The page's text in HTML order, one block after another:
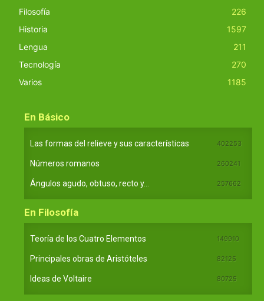
Filosofía
226
Historia
1597
Lengua
211
Tecnología
270
Varios
1185
En Básico
Las formas del relieve y sus características 402253
Números romanos 260241
Ángulos agudo, obtuso, recto y... 257662
En Filosofía
Teoría de los Cuatro Elementos 149910
Principales obras de Aristóteles 82125
Ideas de Voltaire 80725